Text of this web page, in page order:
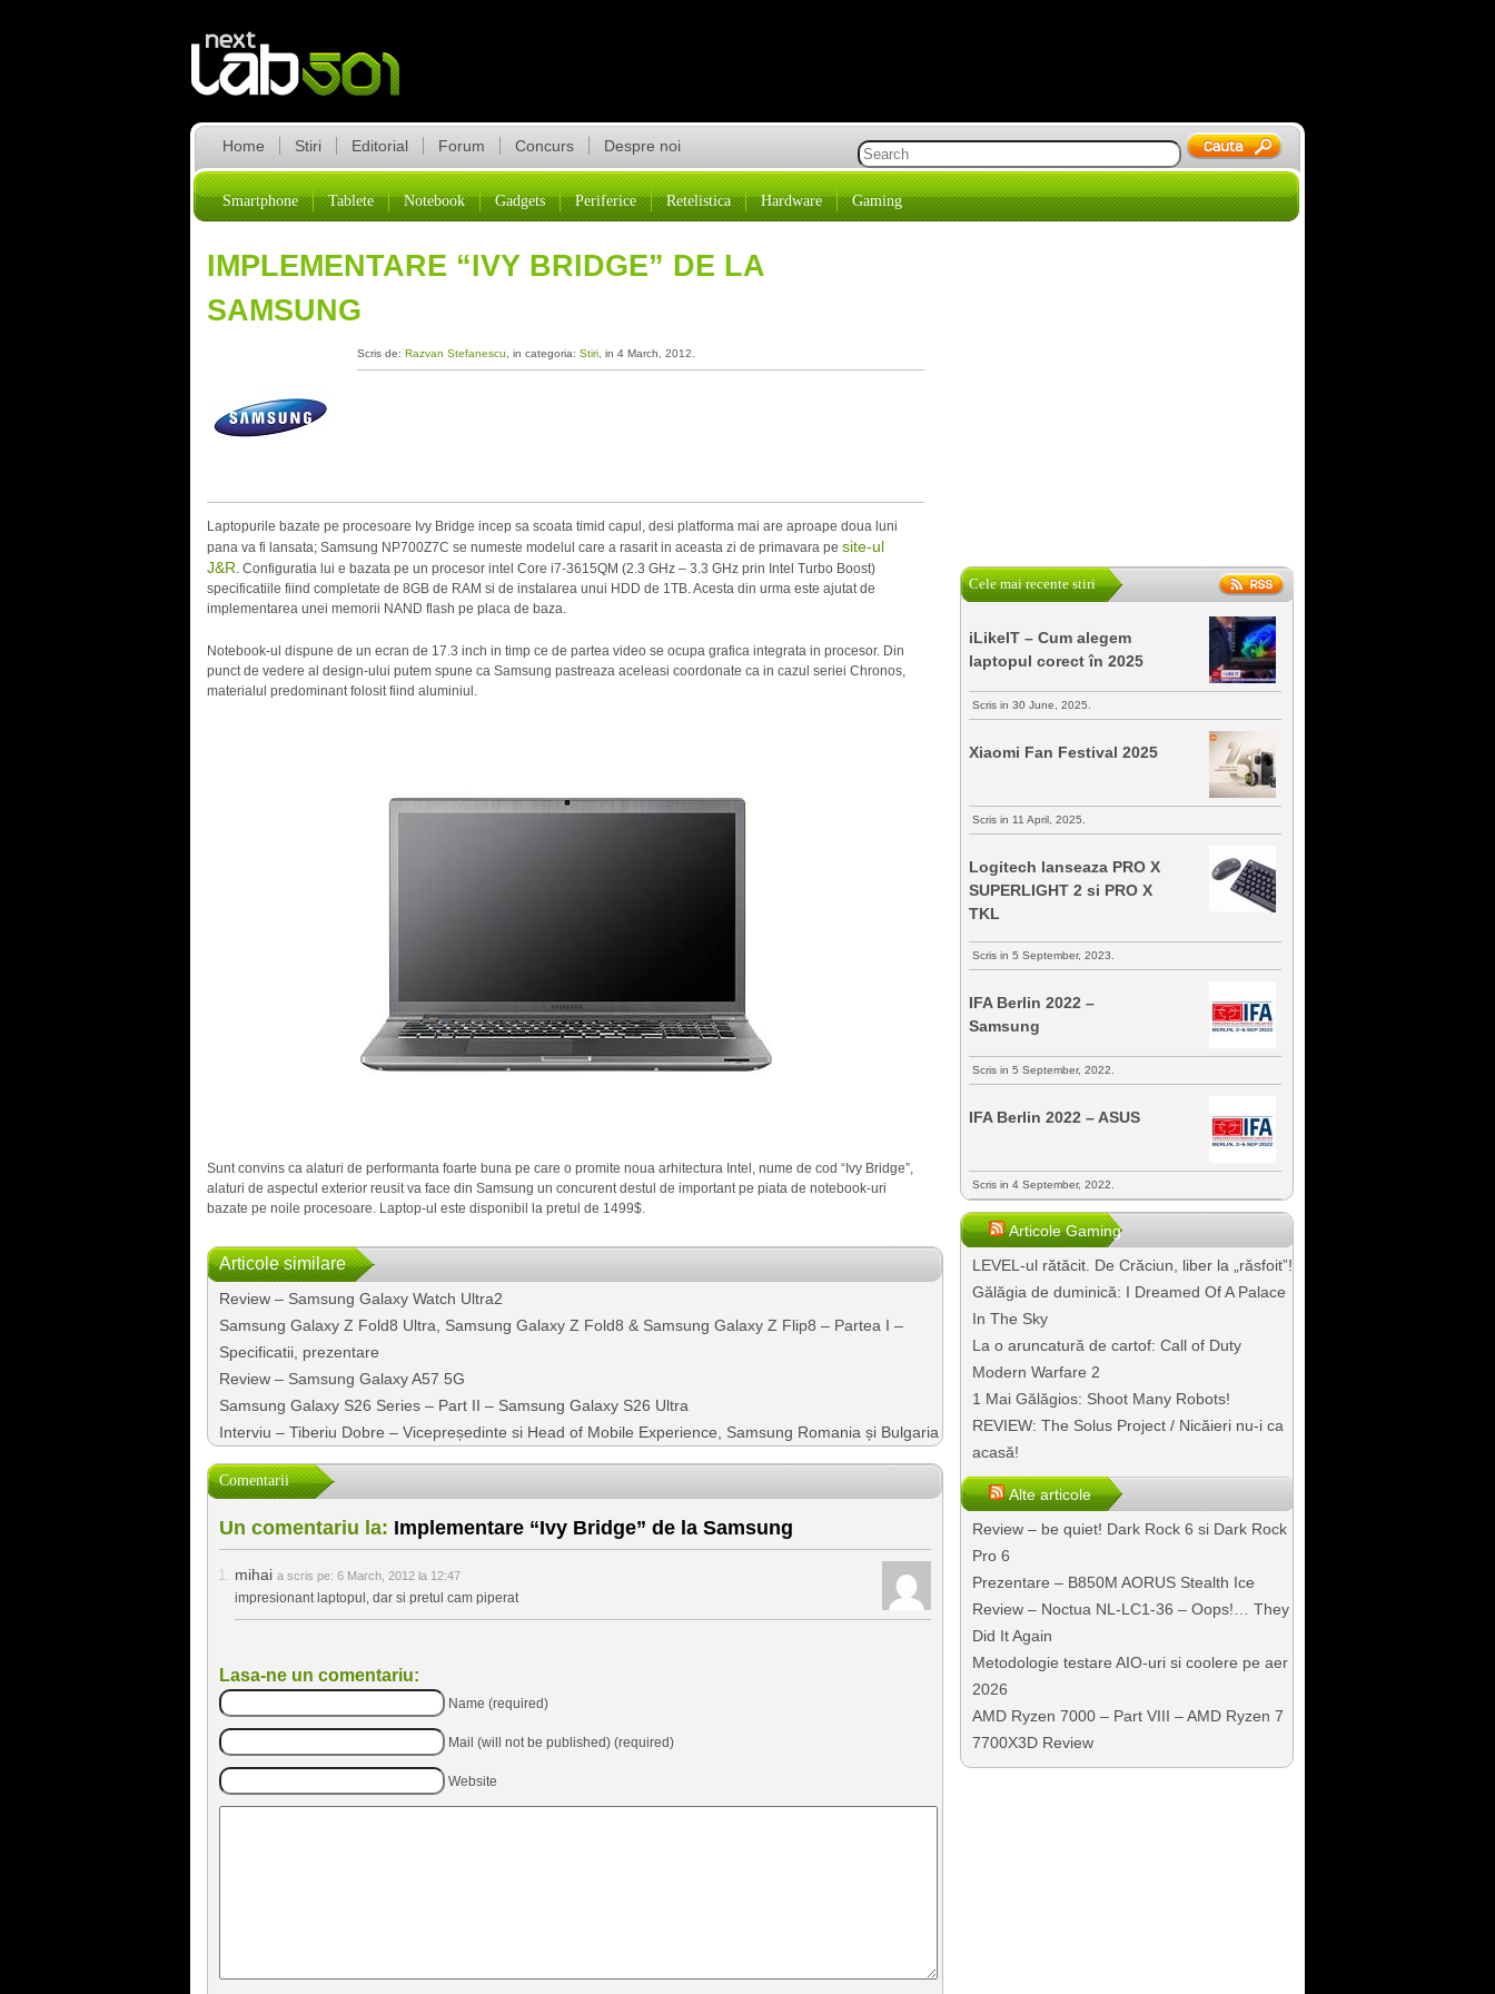
Home Stiri Editorial Forum Concurs Despre noi
Smartphone Tablete Notebook Gadgets Periferice Retelistica Hardware Gaming
IMPLEMENTARE “IVY BRIDGE” DE LA
SAMSUNG
Scris de: Razvan Stefanescu , in categoria: Stiri , in 4 March, 2012.
Laptopurile bazate pe procesoare Ivy Bridge incep sa scoata timid capul, desi platforma mai are aproape doua luni
pana va fi lansata; Samsung NP700Z7C se numeste modelul care a rasarit in aceasta zi de primavara pe site-ul
J&R. Configuratia lui e bazata pe un procesor intel Core i7-3615QM (2.3 GHz – 3.3 GHz prin Intel Turbo Boost)
specificatiile fiind completate de 8GB de RAM si de instalarea unui HDD de 1TB. Acesta din urma este ajutat de
implementarea unei memorii NAND flash pe placa de baza.
Notebook-ul dispune de un ecran de 17.3 inch in timp ce de partea video se ocupa grafica integrata in procesor. Din
punct de vedere al design-ului putem spune ca Samsung pastreaza aceleasi coordonate ca in cazul seriei Chronos,
materialul predominant folosit fiind aluminiul.
Sunt convins ca alaturi de performanta foarte buna pe care o promite noua arhitectura Intel, nume de cod “Ivy Bridge”,
alaturi de aspectul exterior reusit va face din Samsung un concurent destul de important pe piata de notebook-uri
bazate pe noile procesoare. Laptop-ul este disponibil la pretul de 1499$.
Articole similare
Review – Samsung Galaxy Watch Ultra2
Samsung Galaxy Z Fold8 Ultra, Samsung Galaxy Z Fold8 & Samsung Galaxy Z Flip8 – Partea I –
Specificatii, prezentare
Review – Samsung Galaxy A57 5G
Samsung Galaxy S26 Series – Part II – Samsung Galaxy S26 Ultra
Interviu – Tiberiu Dobre – Vicepreședinte si Head of Mobile Experience, Samsung Romania și Bulgaria
Comentarii
Un comentariu la: Implementare “Ivy Bridge” de la Samsung
mihai a scris pe: 6 March, 2012 la 12:47
impresionant laptopul, dar si pretul cam piperat
Lasa-ne un comentariu:
Name (required)
Mail (will not be published) (required)
Website
Cele mai recente stiri
iLikeIT – Cum alegem
laptopul corect în 2025
Scris in 30 June, 2025.
Xiaomi Fan Festival 2025
Scris in 11 April, 2025.
Logitech lanseaza PRO X
SUPERLIGHT 2 si PRO X
TKL
Scris in 5 September, 2023.
IFA Berlin 2022 –
Samsung
Scris in 5 September, 2022.
IFA Berlin 2022 – ASUS
Scris in 4 September, 2022.
Articole Gaming
LEVEL-ul rătăcit. De Crăciun, liber la „răsfoit”!
Gălăgia de duminică: I Dreamed Of A Palace
In The Sky
La o aruncatură de cartof: Call of Duty
Modern Warfare 2
1 Mai Gălăgios: Shoot Many Robots!
REVIEW: The Solus Project / Nicăieri nu-i ca
acasă!
Alte articole
Review – be quiet! Dark Rock 6 si Dark Rock
Pro 6
Prezentare – B850M AORUS Stealth Ice
Review – Noctua NL-LC1-36 – Oops!… They
Did It Again
Metodologie testare AIO-uri si coolere pe aer
2026
AMD Ryzen 7000 – Part VIII – AMD Ryzen 7
7700X3D Review